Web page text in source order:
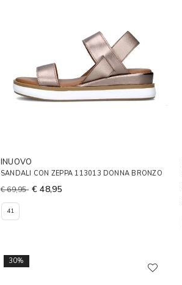
INUOVO
SANDALI CON ZEPPA 113013 DONNA BRONZO
€ 69,95 € 48,95
41
30%